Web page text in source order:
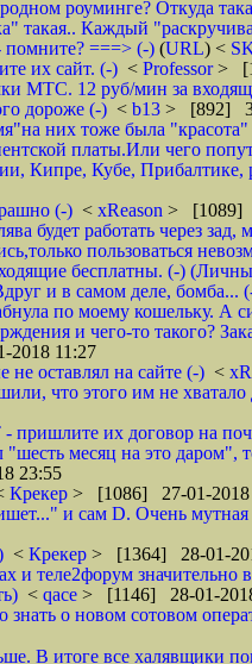
роуминге? Откуда
такая.. Каждый
===> (-) (URL) <
их сайт. (-) < Professor>
МТС. 12 руб/мин за
дороже (-) < b13 > [892]
них тоже была
платы.Или чего
Кипре, Кубе,
(-) < xReason > [1089]
будет работать через
пользоваться
бесплатны. (-)
и в самом деле, бомба...
по моему кошельку. А
и чего-то такого?
11:27
оставлял на сайте (-) <
что этого им не
их договор на
"шесть месяц на это даром",
23:55
Крекер > [1086] 27-01-2018
и сам D. Очень
< Крекер > [1364] 28-01-
и теле2форум
< qace > [1146] 28-01-
о новом сотовом
В итоге все халявщики